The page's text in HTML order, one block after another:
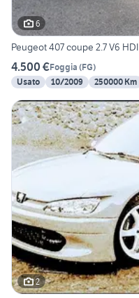
6
Peugeot 407 coupe 2.7 V6 HDI
4.500 €Foggia (FG)
Usato
10/2009 250000 Km
2